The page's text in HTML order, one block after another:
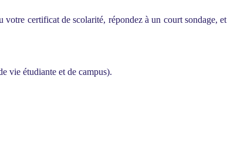
certificat de scolarité, répondez à un court sondage, et
vie étudiante et de campus).